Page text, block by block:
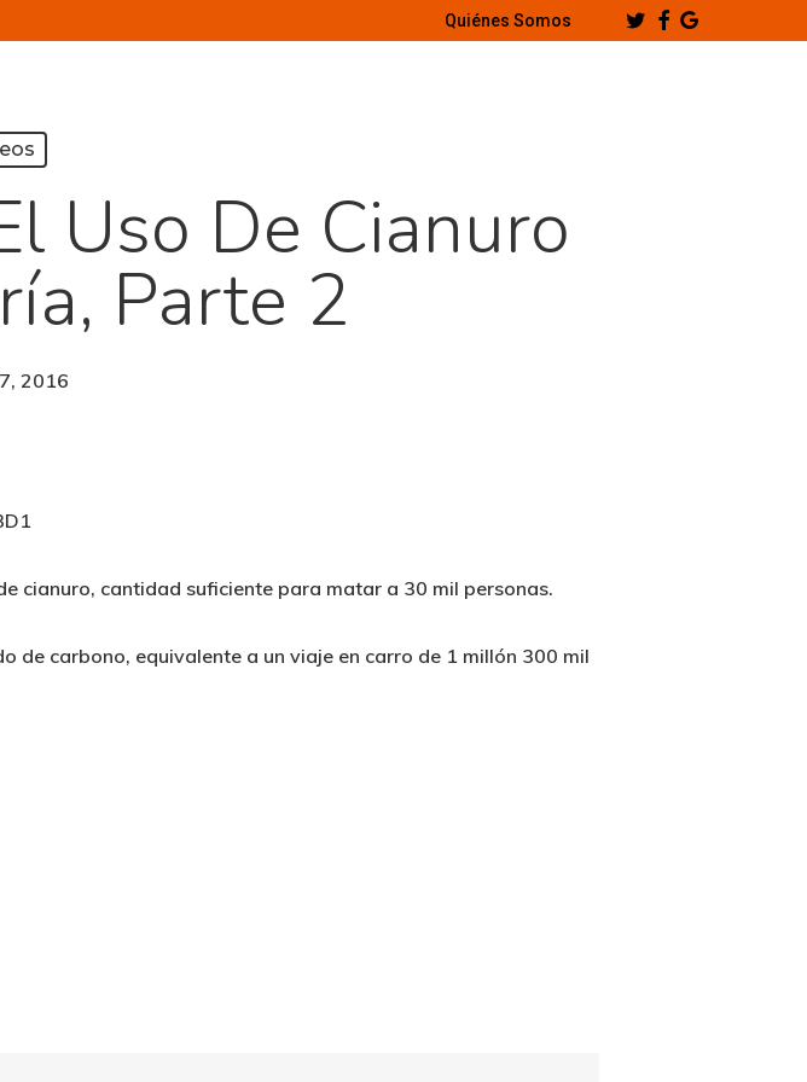
Quiénes Somos TwitterFacebook
Google-
Plus
Uso De Cianuro
Parte 2
2016
cianuro, cantidad suficiente para matar a 30 mil personas.
de carbono, equivalente a un viaje en carro de 1 millón 300 mil